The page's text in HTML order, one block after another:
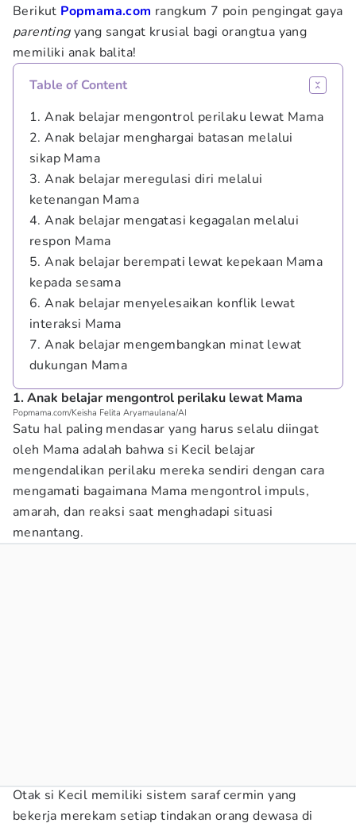
Berikut Popmama.com rangkum 7 poin pengingat gaya
parentingyang sangat krusial bagi orangtua yang
memiliki anak balita!
Table of Content
1. Anak belajar mengontrol perilaku lewat Mama
2. Anak belajar menghargai batasan melalui
sikap Mama
3. Anak belajar meregulasi diri melalui
ketenangan Mama
4. Anak belajar mengatasi kegagalan melalui
respon Mama
5. Anak belajar berempati lewat kepekaan Mama
kepada sesama
6. Anak belajar menyelesaikan konflik lewat
interaksi Mama
7. Anak belajar mengembangkan minat lewat
dukungan Mama
1. Anak belajar mengontrol perilaku lewat Mama
Popmama.com/Keisha Felita Aryamaulana/AI
Satu hal paling mendasar yang harus selalu diingat
oleh Mama adalah bahwa si Kecil belajar
mengendalikan perilaku mereka sendiri dengan cara
mengamati bagaimana Mama mengontrol impuls,
amarah, dan reaksi saat menghadapi situasi
menantang.
Otak si Kecil memiliki sistem saraf cermin yang
bekerja merekam setiap tindakan orang dewasa di